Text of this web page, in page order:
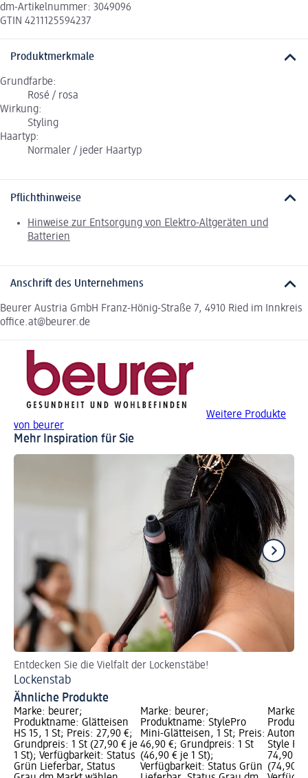
dm-Artikelnummer: 3049096
GTIN 4211125594237
Produktmerkmale
Grundfarbe:
Rosé / rosa
Wirkung:
Styling
Haartyp:
Normaler / jeder Haartyp
Pflichthinweise
Hinweise zur Entsorgung von Elektro-Altgeräten und
Batterien
Anschrift des Unternehmens
Beurer Austria GmbH Franz-Hönig-Straße 7, 4910 Ried im Innkreis
office.at@beurer.de
Weitere Produkte
von beurer
Mehr Inspiration für Sie
Entdecken Sie die Vielfalt der Lockenstäbe!
Lockenstab
Ähnliche Produkte
Marke: beurer;
Produktname: Glätteisen
HS 15, 1 St; Preis: 27,90 €;
Grundpreis: 1 St (27,90 € je
1 St); Verfügbarkeit: Status
Grün Lieferbar, Status
Marke: beurer;
Produktname: StylePro
Mini-Glätteisen, 1 St; Preis:
46,90 €; Grundpreis: 1 St
(46,90 € je 1 St);
Verfügbarkeit: Status Grün
Marke:
Style
74,90 €;
(74,90 €